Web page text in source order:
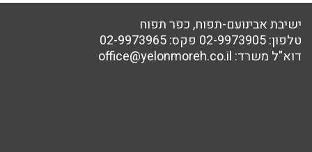
ישיבת אבינועם-תפוח, כפר תפוח
טלפון:02-9973905 פקס:02-9973965
דוא"ל משרד: office@yelonmoreh.co.il